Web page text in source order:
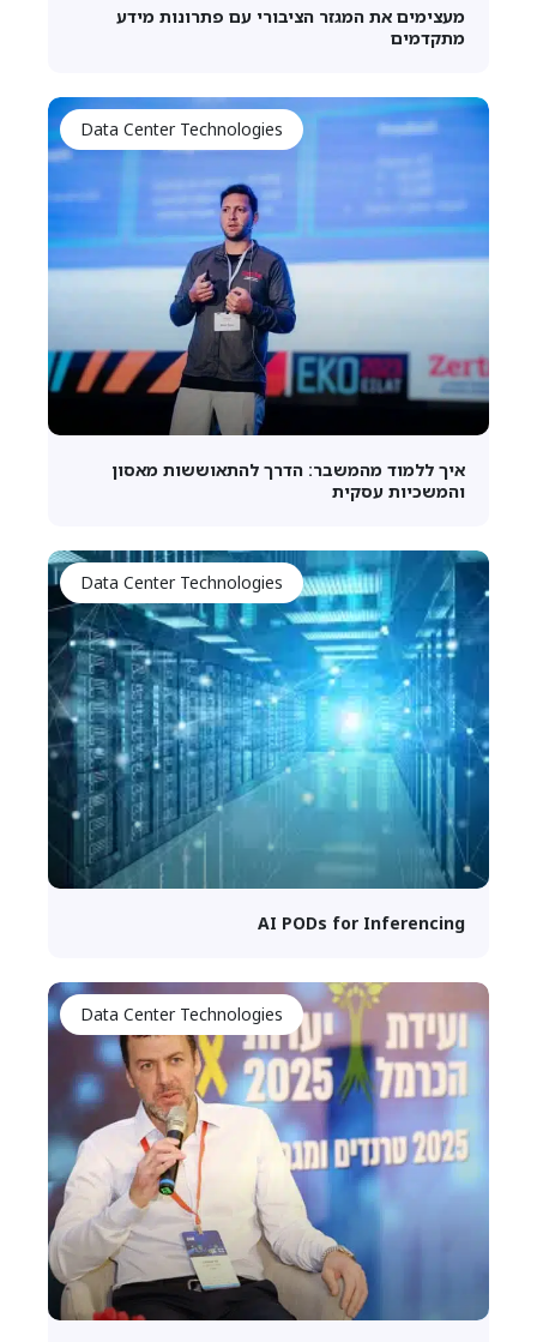
מעצימים את המגזר הציבורי עם פתרונות מידע
מתקדמים
Data Center Technologies
איך ללמוד מהמשבר: הדרך להתאוששות מאסון
והמשכיות עסקית
Data Center Technologies
AI PODs for Inferencing
Data Center Technologies